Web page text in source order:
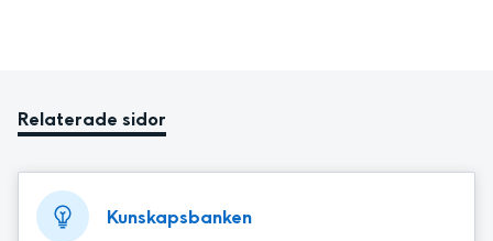
Relaterade sidor
Kunskapsbanken